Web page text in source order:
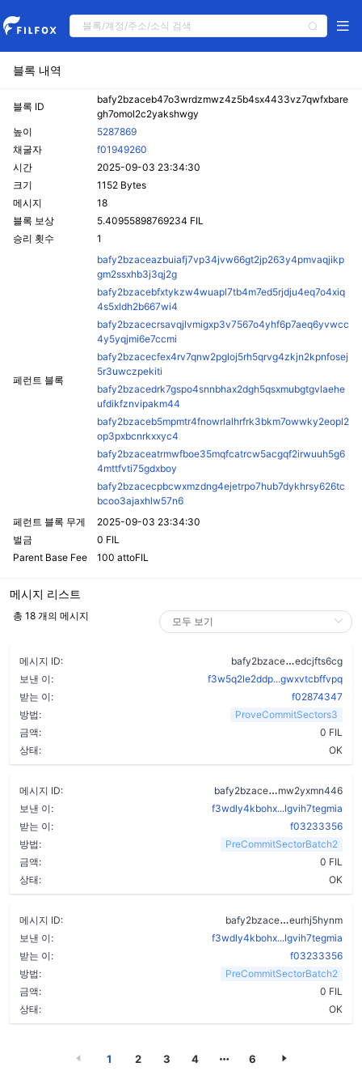
블록 내역
블록 ID
bafy2bzaceb47o3wrdzmwz4z5b4sx4433vz7qwfxbare
gh7omol2c2yakshwgy
높이
5287869
채굴자
f01949260
시간
2025-09-03 23:34:30
크기
1152 Bytes
메시지
18
블록 보상
5.40955898769234 FIL
승리 횟수
1
페런트 블록
bafy2bzaceazbuiafj7vp34jvw66gt2jp263y4pmvaqjikp
gm2ssxhb3j3qj2g
bafy2bzacebfxtykzw4wuapl7tb4m7ed5rjdju4eq7o4xiq
4s5xldh2b667wi4
bafy2bzacecrsavqjlvmigxp3v7567o4yhf6p7aeq6yvwcc
4y5yqjmi6e7ccmi
bafy2bzacecfex4rv7qnw2pgloj5rh5qrvg4zkjn2kpnfosej
5r3uwczpekiti
bafy2bzacedrk7gspo4snnbhax2dgh5qsxmubgtgvlaehe
ufdikfznvipakm44
bafy2bzaceb5mpmtr4fnowrlalhrfrk3bkm7owwky2eopl2
op3pxbcnrkxxyc4
bafy2bzaceatrmwfboe35mqfcatrcw5acgqf2irwuuh5g6
4mttfvti75gdxboy
bafy2bzacecpbcwxmzdng4ejetrpo7hub7dykhrsy626tc
bcoo3ajaxhlw57n6
페런트 블록 무게
2025-09-03 23:34:30
벌금
0 FIL
Parent Base Fee
100 attoFIL
메시지 리스트
총 18 개의 메시지
메시지 ID: bafy2bzace
edcjfts6cg
보낸 이:
f3w5q2le2ddp...gwxvtcbffvpq
받는 이:
f02874347
방법:
ProveCommitSectors3
금액:
0 FIL
상태:
OK
메시지 ID: bafy2bzace
mw2yxmn446
보낸 이:
f3wdly4kbohx...lgvih7tegmia
받는 이:
f03233356
방법:
PreCommitSectorBatch2
금액:
0 FIL
상태:
OK
메시지 ID: bafy2bzace
eurhj5hynm
보낸 이:
f3wdly4kbohx...lgvih7tegmia
받는 이:
f03233356
방법:
PreCommitSectorBatch2
금액:
0 FIL
상태:
OK
1 2 3 4 6